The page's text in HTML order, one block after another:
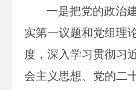
一是把党的政治
实第一议题和党组理
度，深入学习贯彻习
会主义思想、党的二